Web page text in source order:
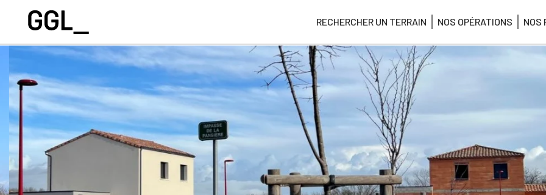
RECHERCHER UN TERRAIN NOS OPÉRATIONS NOS